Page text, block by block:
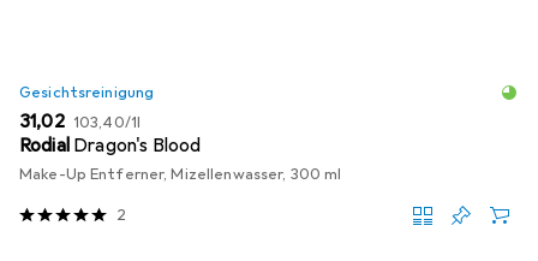
Gesichtsreinigung
EUR
31,02 EUR
103,40/1l
Rodial Dragon's Blood
Make-Up Entferner, Mizellenwasser, 300 ml
2